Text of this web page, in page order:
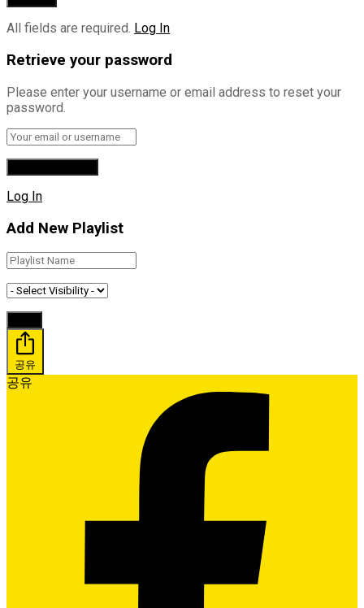
All fields are required. Log In
Retrieve your password
Please enter your username or email address to reset your
password.
Log In
Add New Playlist
공유
공유